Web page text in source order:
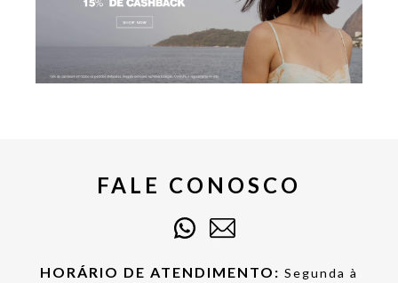
FALE CONOSCO
HORÁRIO DE ATENDIMENTO: Segunda à